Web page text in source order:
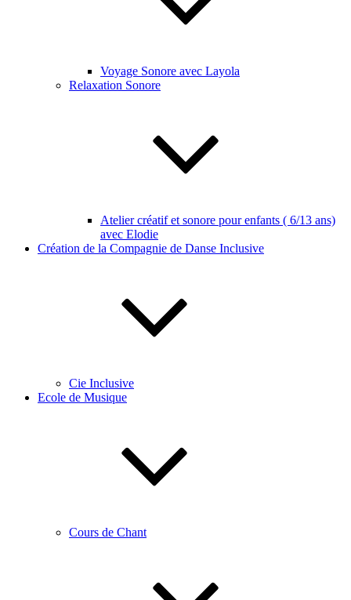
Voyage Sonore avec Layola
Relaxation Sonore
Atelier créatif et sonore pour enfants ( 6/13 ans)
avec Elodie
Création de la Compagnie de Danse Inclusive
Cie Inclusive
Ecole de Musique
Cours de Chant